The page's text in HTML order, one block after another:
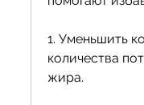
1. Уменьшить
количества
жира.